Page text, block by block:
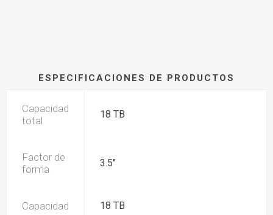
ESPECIFICACIONES DE PRODUCTOS
Capacidad
total
18 TB
Factor de
forma
3.5"
Capacidad 18 TB